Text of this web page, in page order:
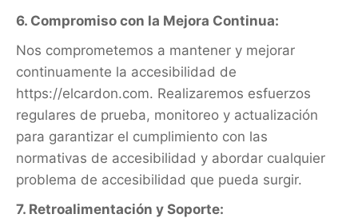
6. Compromiso con la Mejora Continua:
Nos comprometemos a mantener y mejorar
continuamente la accesibilidad de
https://elcardon.com. Realizaremos esfuerzos
regulares de prueba, monitoreo y actualización
para garantizar el cumplimiento con las
normativas de accesibilidad y abordar cualquier
problema de accesibilidad que pueda surgir.
7. Retroalimentación y Soporte: